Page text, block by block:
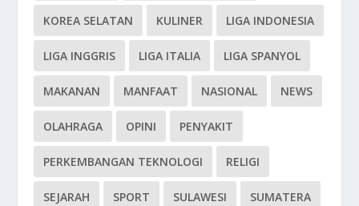
KOREA SELATAN KULINER LIGA INDONESIA
LIGA INGGRIS LIGA ITALIA LIGA SPANYOL
MAKANAN MANFAAT NASIONAL NEWS
OLAHRAGA OPINI PENYAKIT
PERKEMBANGAN TEKNOLOGI RELIGI
SEJARAH SPORT SULAWESI SUMATERA